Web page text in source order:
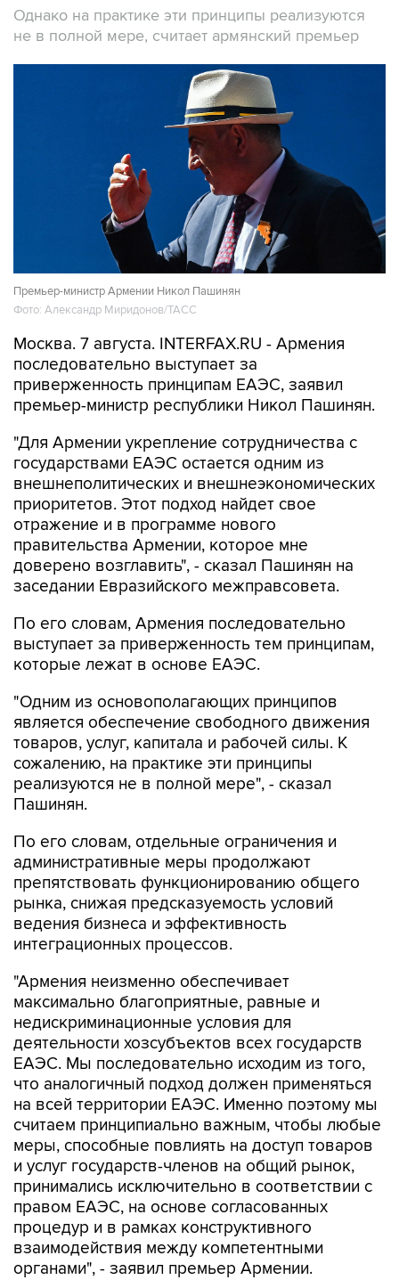
Однако на практике эти принципы реализуются
не в полной мере, считает армянский премьер
Премьер-министр Армении Никол Пашинян
Фото: Александр Миридонов/ТАСС
Москва. 7 августа. INTERFAX.RU - Армения
последовательно выступает за
приверженность принципам ЕАЭС, заявил
премьер-министр республики Никол Пашинян.
"Для Армении укрепление сотрудничества с
государствами ЕАЭС остается одним из
внешнеполитических и внешнеэкономических
приоритетов. Этот подход найдет свое
отражение и в программе нового
правительства Армении, которое мне
доверено возглавить", - сказал Пашинян на
заседании Евразийского межправсовета.
По его словам, Армения последовательно
выступает за приверженность тем принципам,
которые лежат в основе ЕАЭС.
"Одним из основополагающих принципов
является обеспечение свободного движения
товаров, услуг, капитала и рабочей силы. К
сожалению, на практике эти принципы
реализуются не в полной мере", - сказал
Пашинян.
По его словам, отдельные ограничения и
административные меры продолжают
препятствовать функционированию общего
рынка, снижая предсказуемость условий
ведения бизнеса и эффективность
интеграционных процессов.
"Армения неизменно обеспечивает
максимально благоприятные, равные и
недискриминационные условия для
деятельности хозсубъектов всех государств
ЕАЭС. Мы последовательно исходим из того,
что аналогичный подход должен применяться
на всей территории ЕАЭС. Именно поэтому мы
считаем принципиально важным, чтобы любые
меры, способные повлиять на доступ товаров
и услуг государств-членов на общий рынок,
принимались исключительно в соответствии с
правом ЕАЭС, на основе согласованных
процедур и в рамках конструктивного
взаимодействия между компетентными
органами", - заявил премьер Армении.